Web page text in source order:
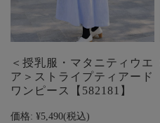
＜授乳服・マタニティウエ
ア＞ストライプティアード
ワンピース【582181】
価格: ¥5,490(税込)